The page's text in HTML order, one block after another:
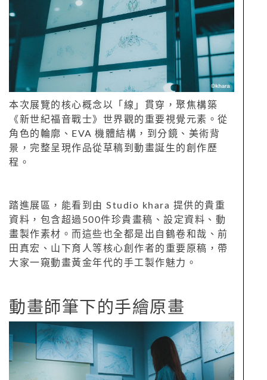
本次展覽的核心概念以「線」貫穿，聚焦構築
《新世紀福音戰士》世界觀的重要視覺元素。從
角色的輪廓、EVA 機體結構，到分鏡、美術背
景，完整呈現作品從草稿到動畫誕生的創作歷
程。
踏進展區，能看到由 Studio khara 提供的貴重
資料，包含超過500件珍貴畫稿、設定資料、動
畫製作素材。而這些也全都是出自鶴卷和哉、前
田真宏、山下育人等核心創作者的重要原稿，帶
大家一窺動畫黃金年代的手工製作魅力。
動畫師筆下的手繪原畫